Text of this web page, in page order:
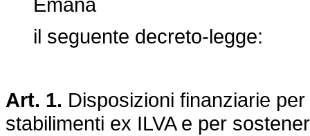
il seguente decreto-legge:
Art. 1. Disposizioni finanziarie
stabilimenti ex ILVA e per